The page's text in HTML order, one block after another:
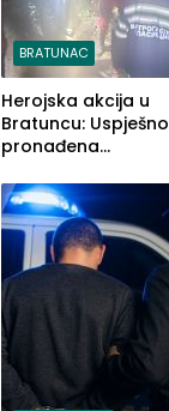
BRATUNAC
Herojska akcija u
Bratuncu: Uspješno
pronađena
a Ivanka Lazić,
rodom iz Kravice.